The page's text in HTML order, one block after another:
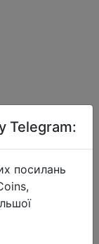
Telegram:
посилань